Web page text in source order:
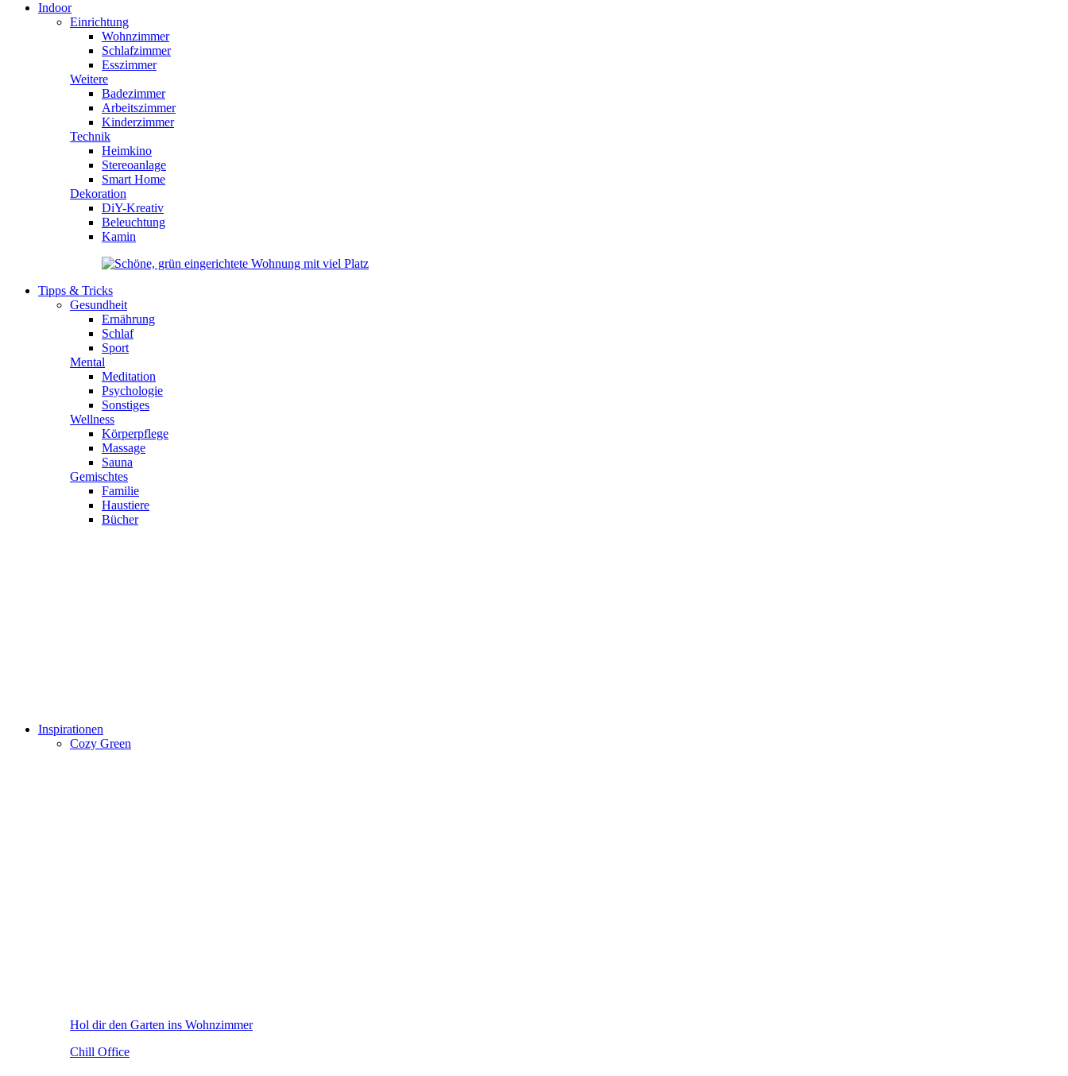
Indoor
Einrichtung
Wohnzimmer
Schlafzimmer
Esszimmer
Weitere
Badezimmer
Arbeitszimmer
Kinderzimmer
Technik
Heimkino
Stereoanlage
Smart Home
Dekoration
DiY-Kreativ
Beleuchtung
Kamin
Tipps & Tricks
Gesundheit
Ernährung
Schlaf
Sport
Mental
Meditation
Psychologie
Sonstiges
Wellness
Körperpflege
Massage
Sauna
Gemischtes
Familie
Haustiere
Bücher
Inspirationen
Cozy Green
Hol dir den Garten ins Wohnzimmer
Chill Office